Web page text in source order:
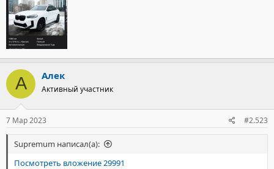
А Алек
Активный участник
7 Мар 2023 #2.523
Supremum написал(а):
Посмотреть вложение 29991